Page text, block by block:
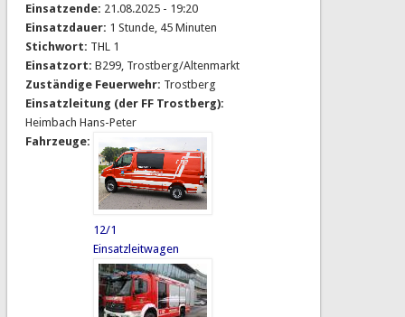
Einsatzende: 21.08.2025 - 19:20
Einsatzdauer: 1 Stunde, 45 Minuten
Stichwort: THL 1
Einsatzort: B299, Trostberg/Altenmarkt
Zuständige Feuerwehr: Trostberg
Einsatzleitung (der FF Trostberg):
Heimbach Hans-Peter
Fahrzeuge:
12/1
Einsatzleitwagen